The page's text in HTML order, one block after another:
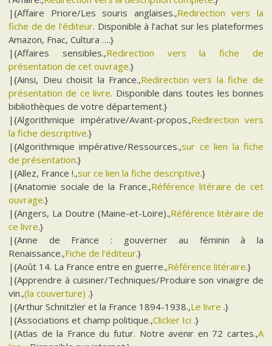
|{Affaire Priore/Les souris anglaises.,Redirection vers la
fiche de de l’éditeur. Disponible à l’achat sur les plateformes
Amazon, Fnac, Cultura ….}
|{Affaires sensibles.,Redirection vers la fiche de
présentation de cet ouvrage.}
|{Ainsi, Dieu choisit la France.,Redirection vers la fiche de
présentation de ce livre. Disponible dans toutes les bonnes
bibliothèques de votre département.}
|{Algorithmique impérative/Avant-propos.,Redirection vers
la fiche descriptive.}
|{Algorithmique impérative/Ressources.,sur ce lien la fiche
de présentation.}
|{Allez, France !.,sur ce lien la fiche descriptive.}
|{Anatomie sociale de la France.,Référence litéraire de cet
ouvrage.}
|{Angers, La Doutre (Maine-et-Loire).,Référence litéraire de
ce livre.}
|{Anne de France : gouverner au féminin à la
Renaissance.,Fiche de l’éditeur.}
|{Août 14. La France entre en guerre.,Référence litéraire.}
|{Apprendre à cuisiner/Techniques/Produire son vinaigre de
vin.,(la couverture) .}
|{Arthur Schnitzler et la France 1894-1938.,Le livre .}
|{Associations et champ politique.,Clicker Ici .}
|{Atlas de la France du futur. Notre avenir en 72 cartes.,A